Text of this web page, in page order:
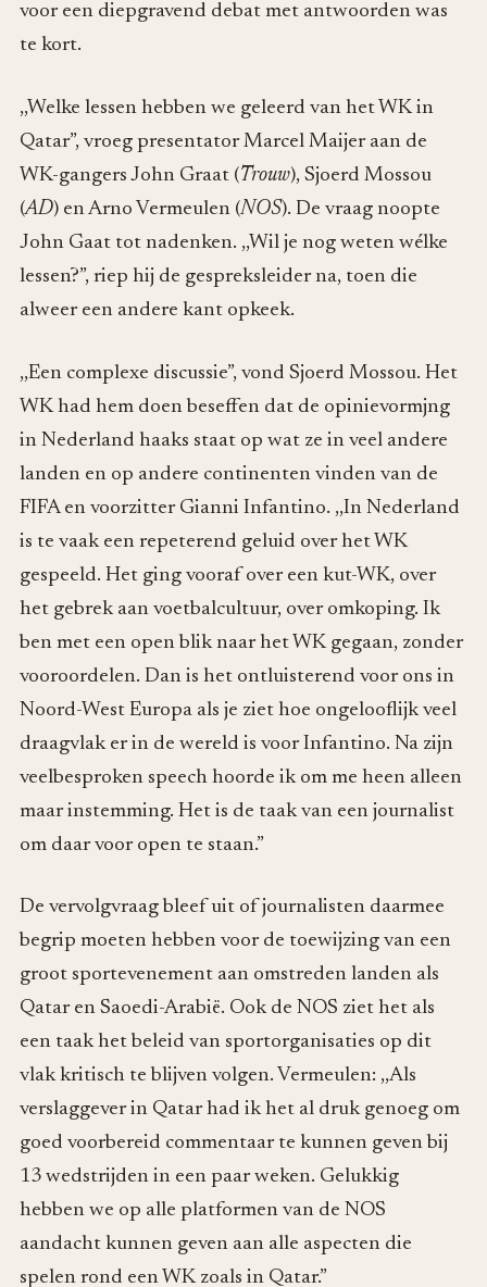
voor een diepgravend debat met antwoorden was
te kort.
,,Welke lessen hebben we geleerd van het WK in
Qatar”, vroeg presentator Marcel Maijer aan de
WK-gangers John Graat (Trouw), Sjoerd Mossou
(AD) en Arno Vermeulen (NOS). De vraag noopte
John Gaat tot nadenken. ,,Wil je nog weten wélke
lessen?”, riep hij de gespreksleider na, toen die
alweer een andere kant opkeek.
,,Een complexe discussie”, vond Sjoerd Mossou. Het
WK had hem doen beseffen dat de opinievormjng
in Nederland haaks staat op wat ze in veel andere
landen en op andere continenten vinden van de
FIFA en voorzitter Gianni Infantino. ,,In Nederland
is te vaak een repeterend geluid over het WK
gespeeld. Het ging vooraf over een kut-WK, over
het gebrek aan voetbalcultuur, over omkoping. Ik
ben met een open blik naar het WK gegaan, zonder
vooroordelen. Dan is het ontluisterend voor ons in
Noord-West Europa als je ziet hoe ongelooflijk veel
draagvlak er in de wereld is voor Infantino. Na zijn
veelbesproken speech hoorde ik om me heen alleen
maar instemming. Het is de taak van een journalist
om daar voor open te staan.”
De vervolgvraag bleef uit of journalisten daarmee
begrip moeten hebben voor de toewijzing van een
groot sportevenement aan omstreden landen als
Qatar en Saoedi-Arabië. Ook de NOS ziet het als
een taak het beleid van sportorganisaties op dit
vlak kritisch te blijven volgen. Vermeulen: ,,Als
verslaggever in Qatar had ik het al druk genoeg om
goed voorbereid commentaar te kunnen geven bij
13 wedstrijden in een paar weken. Gelukkig
hebben we op alle platformen van de NOS
aandacht kunnen geven aan alle aspecten die
spelen rond een WK zoals in Qatar.”